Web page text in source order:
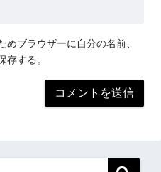
ブラウザーに自分の名前、
存する。